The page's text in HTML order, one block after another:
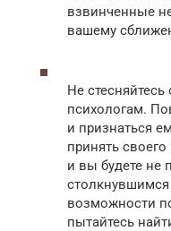
взвинченные
вашему
Не
психологам.
и признаться
принять
и вы будете не
возможности
пытайтесь